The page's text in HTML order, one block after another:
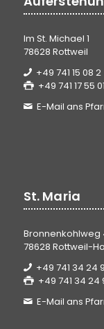
Im St. Michael 1
78628 Rottweil
+49 741 15 08 2
+49 741 17 55
E-Mail ans
St. Maria
Bronnenkohlweg
78628 Rottweil-
+49 741 34 24 9
+49 741 34 24
E-Mail ans